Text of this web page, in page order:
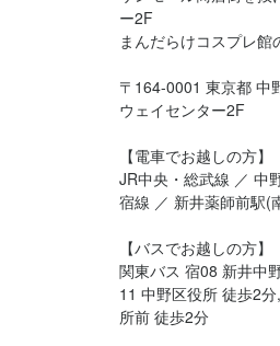
ー2F
まんだらけコスプレ館
〒164-0001 東京都 中
ウェイセンター2F
【電車でお越しの方】
JR中央・総武線 ／ 中
宿線 ／ 新井薬師前駅(
【バスでお越しの方】
関東バス 宿08 新井中
11 中野区役所 徒歩2
所前 徒歩2分
接客経験が無くて不安な方、お客様
も応援致します。
歓迎スキル・経験
コミュニケーション能力 飲食店での接客経験
求める人物像
〇アニメ・漫画・ゲームが好きな方
〇喫茶店業務をしたい方
〇好奇心を持って仕事に取り組める方
〇誠実に仕事に取り組める方
コミュニケーション能力
接客経験が無くて不安な方、お客様
も応援致します。
歓迎スキル・経験
がんばりで評価しますので、初心者